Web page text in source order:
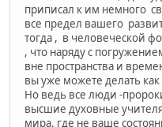
приписал к им немного
все предел вашего
тогда , в человеческой
, что наряду с
вне пространства и
вы уже можете делать
Но ведь все люди -
высшие духовные
мира. где не ваше